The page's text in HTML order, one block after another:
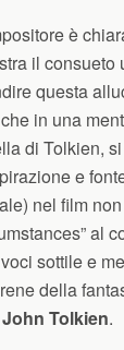
è
il
questa
in una
di Tolkien,
e
nel film
al
sottile e
della
John Tolkien.